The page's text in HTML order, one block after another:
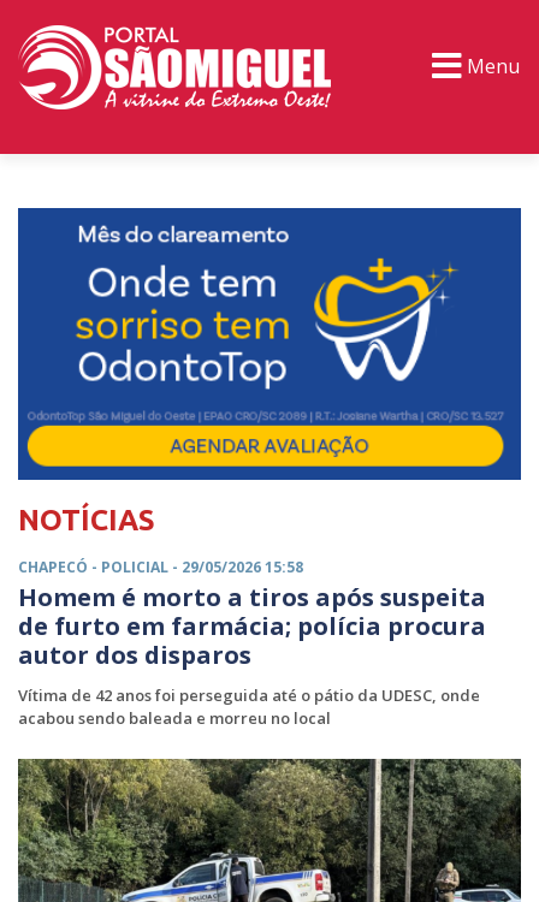
Menu
NOTÍCIAS
CHAPECÓ - POLICIAL - 29/05/2026 15:58
Homem é morto a tiros após suspeita
de furto em farmácia; polícia procura
autor dos disparos
Vítima de 42 anos foi perseguida até o pátio da UDESC, onde
acabou sendo baleada e morreu no local